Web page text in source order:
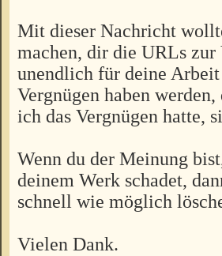
Mit dieser Nachricht
machen, dir die URLs
unendlich für deine
Vergnügen haben
ich das Vergnügen hatte,
Wenn du der Meinung
deinem Werk schadet,
schnell wie möglich
Vielen Dank.